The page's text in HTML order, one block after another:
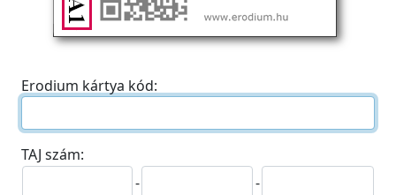
Erodium kártya kód:
TAJ szám:
-
-